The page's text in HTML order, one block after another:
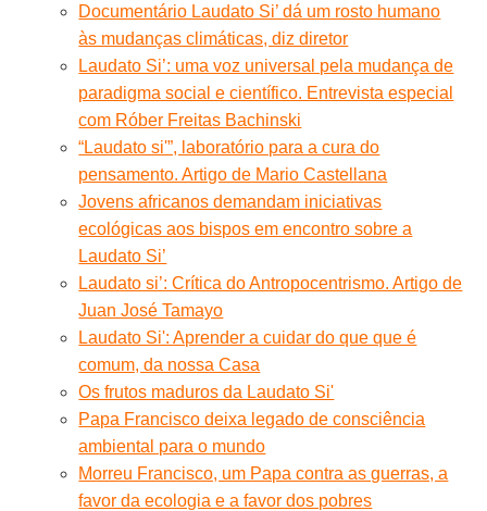
Documentário Laudato Si’ dá um rosto humano
às mudanças climáticas, diz diretor
Laudato Si’: uma voz universal pela mudança de
paradigma social e científico. Entrevista especial
com Róber Freitas Bachinski
“Laudato si'”, laboratório para a cura do
pensamento. Artigo de Mario Castellana
Jovens africanos demandam iniciativas
ecológicas aos bispos em encontro sobre a
Laudato Si’
Laudato si’: Crítica do Antropocentrismo. Artigo de
Juan José Tamayo
Laudato Si': Aprender a cuidar do que que é
comum, da nossa Casa
Os frutos maduros da Laudato Si'
Papa Francisco deixa legado de consciência
ambiental para o mundo
Morreu Francisco, um Papa contra as guerras, a
favor da ecologia e a favor dos pobres